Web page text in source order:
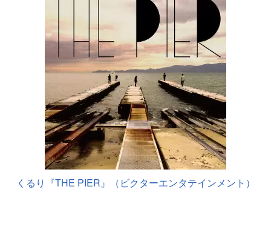
くるり『THE PIER』（ビクターエンタテインメント）